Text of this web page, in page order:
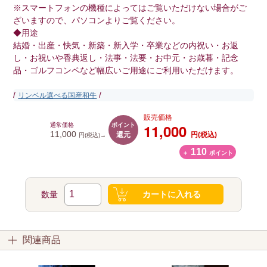
※スマートフォンの機種によってはご覧いただけない場合がご
ざいますので、パソコンよりご覧ください。
◆用途
結婚・出産・快気・新築・新入学・卒業などの内祝い・お返
し・お祝いや香典返し・法事・法要・お中元・お歳暮・記念
品・ゴルフコンペなど幅広いご用途にご利用いただけます。
/ リンベル選べる国産和牛 /
通常価格
11,000 円(税込)→
ポイント
還元
販売価格
11,000 円(税込)
＋ 110 ポイント
数量 カートに入れる
関連商品